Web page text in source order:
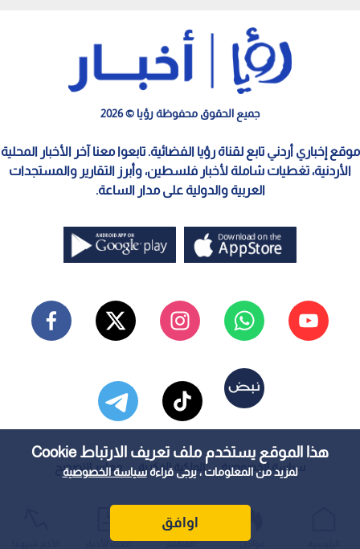
هذا الموقع يستخدم ملف تعريف الارتباط Cookie
لمزيد من المعلومات ، يرجى قراءةسياسة الخصوصية
اوافق
جميع الحقوق محفوظة رؤيا © 2026
موقع إخباري أردني تابع لقناة رؤيا الفضائية. تابعوا معنا آخر الأخبار المحلية
الأردنية، تغطيات شاملة لأخبار فلسطين، وأبرز التقارير والمستجدات
العربية والدولية على مدار الساعة.
سياسة الخصوصية الملكية الفكرية معايير التصحيح
عواجل المباشر أحدث الأخبار